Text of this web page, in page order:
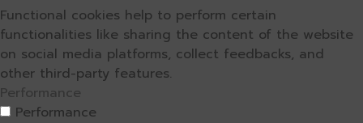
Functional cookies help to perform certain
functionalities like sharing the content of the website
on social media platforms, collect feedbacks, and
other third-party features.
Performance
Performance